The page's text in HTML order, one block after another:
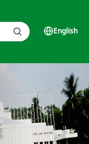
English